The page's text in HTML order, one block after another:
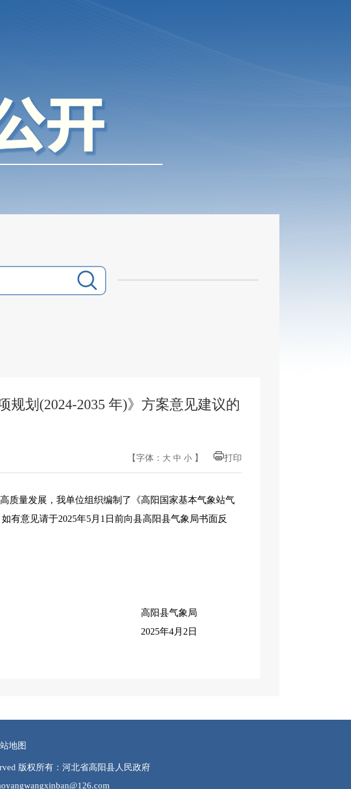
划(2024-2035 年)》方案意见建议的
【字体： 大 中 小】 打印
质量发展，我单位组织编制了《高阳国家基本气象站气
有意见请于2025年5月1日前向县高阳县气象局书面反
象局
2日
地图
版权所有：河北省高阳县人民政府